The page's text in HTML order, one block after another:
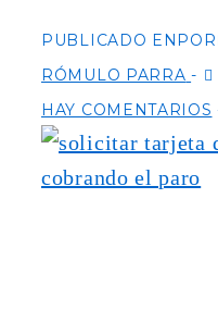
PUBLICADO ENPOR
RÓMULO PARRA
HAY COMENTARIOS